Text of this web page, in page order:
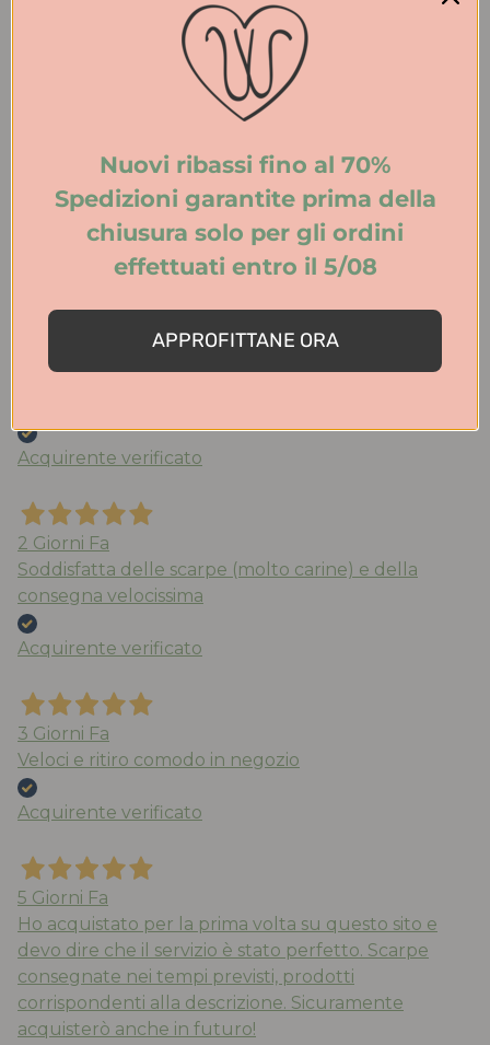
Acquistato ballerine ‘mucca’ molto belle e comode ,
la taglia è quella che porto abitualmente, consegna
Acquirente verificato
rifiniture non hanno nulla da inviare a marchi molto
Acquirente verificato
2 Giorni Fa
Soddisfatta delle scarpe (molto carine) e della
consegna velocissima
Acquirente verificato
3 Giorni Fa
Veloci e ritiro comodo in negozio
Acquirente verificato
5 Giorni Fa
Ho acquistato per la prima volta su questo sito e
devo dire che il servizio è stato perfetto. Scarpe
consegnate nei tempi previsti, prodotti
corrispondenti alla descrizione. Sicuramente
acquisterò anche in futuro!
Nuovi ribassi fino al 70%
Spedizioni garantite prima della
chiusura solo per gli ordini
effettuati entro il 5/08
APPROFITTANE ORA